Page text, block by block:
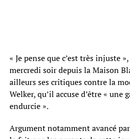
« Je pense que c’est très injuste
mercredi soir depuis la Maison
ailleurs ses critiques contre la
Welker, qu’il accuse d’être « une
endurcie ».
Argument notamment avancé